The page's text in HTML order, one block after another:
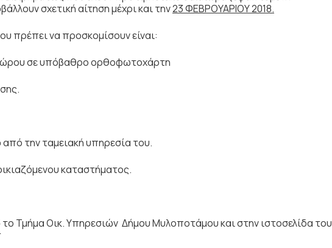
σχετική αίτηση μέχρι και την23 ΦΕΒΡΟΥΑΡΙΟΥ 2018.
πρέπει να προσκομίσουν είναι:
σε υπόβαθρο ορθοφωτοχάρτη
την ταμειακή υπηρεσία του.
καταστήματος.
Τμήμα Οικ. Υπηρεσιών Δήμου Μυλοποτάμου και στην ιστοσελίδα του